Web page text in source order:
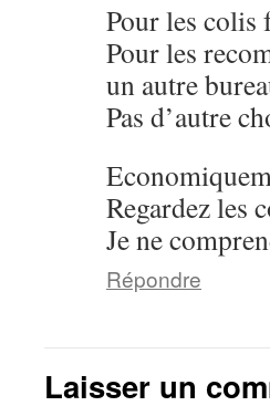
Pour les colis
Pour les
un autre
Pas d’autre
Regardez les
Je ne
Répondre
Laisser un